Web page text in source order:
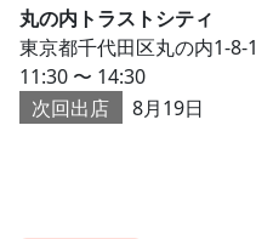
丸の内トラストシティ
東京都千代田区丸の内1-8-1
11:30 〜 14:30
次回出店
8月19日